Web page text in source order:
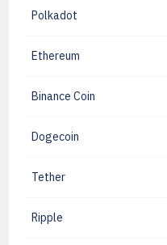
Polkadot
Ethereum
Binance Coin
Dogecoin
Tether
Ripple